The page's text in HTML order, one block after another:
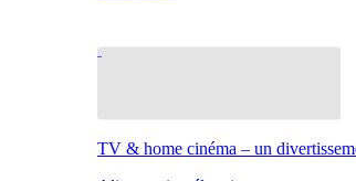
TV & home cinéma – un